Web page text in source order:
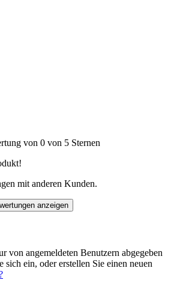
von 0 von 5 Sternen
mit anderen Kunden.
anzeigen
von angemeldeten Benutzern abgegeben
sich ein, oder erstellen Sie einen neuen